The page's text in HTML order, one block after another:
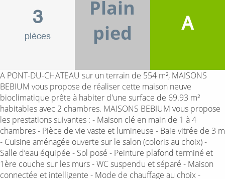
3
pièces
Plain
pied
A
A PONT-DU-CHATEAU sur un terrain de 554 m², MAISONS
BEBIUM vous propose de réaliser cette maison neuve
bioclimatique prête à habiter d'une surface de 69.93 m²
habitables avec 2 chambres. MAISONS BEBIUM vous propose
les prestations suivantes : - Maison clé en main de 1 à 4
chambres - Pièce de vie vaste et lumineuse - Baie vitrée de 3 m
- Cuisine aménagée ouverte sur le salon (coloris au choix) -
Salle d’eau équipée - Sol posé - Peinture plafond terminé et
1ère couche sur les murs - WC suspendu et séparé - Maison
connectée et intelligente - Mode de chauffage au choix -